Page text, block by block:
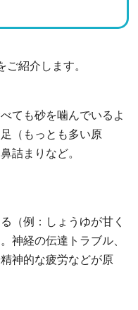
紹介します。
ても砂を噛んでいるよ
（もっとも多い原
詰まりなど。
（例：しょうゆが甘く
神経の伝達トラブル、
神的な疲労などが原